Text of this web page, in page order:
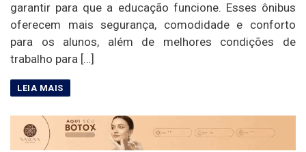
garantir para que a educação funcione. Esses ônibus
oferecem mais segurança, comodidade e conforto
para os alunos, além de melhores condições de
trabalho para […]